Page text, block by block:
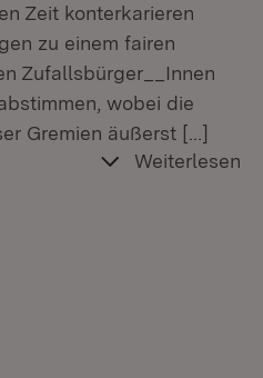
Zeit konterkarieren
zu einem fairen
Zufallsbürger__Innen
wobei die
Gremien äußerst […]
Weiterlesen